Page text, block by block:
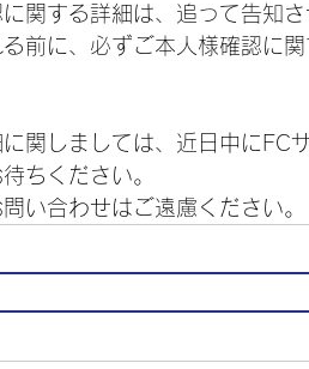
関する詳細は、追って告知さ
前に、必ずご本人様確認に
関しましては、近日中にFC
ちください。
い合わせはご遠慮ください。